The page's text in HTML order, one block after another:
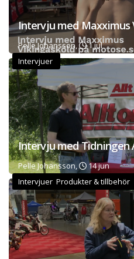
Intervju med Maxximus
Pelle Johansson,
1 jul
Intervjuer
Intervju med Tidningen
Pelle Johansson,
14 jun
Intervjuer Produkter & tillbehör